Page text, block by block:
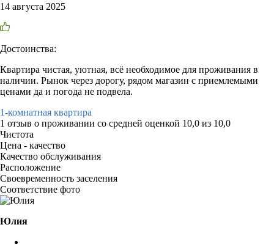
14 августа 2025
Достоинства:
Квартира чистая, уютная, всё необходимое для проживания в
наличии. Рынок через дорогу, рядом магазин с приемлемыми
ценами да и погода не подвела.
1-комнатная квартира
1 отзыв о проживании со средней оценкой 10,0 из 10,0
Чистота
Цена - качество
Качество обслуживания
Расположение
Своевременность заселения
Соответствие фото
Юлия